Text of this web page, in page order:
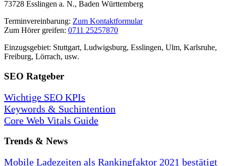
73728 Esslingen a. N., Baden Württemberg
Terminvereinbarung: Zum Kontaktformular
Zum Hörer greifen: 0711 25257870
Einzugsgebiet: Stuttgart, Ludwigsburg, Esslingen, Ulm, Karlsruhe,
Freiburg, Lörrach, usw.
SEO Ratgeber
Wichtige SEO KPIs
Keywords & Suchintention
Core Web Vitals Guide
Trends & News
Mobile Ladezeiten als Rankingfaktor 2021 bestätigt